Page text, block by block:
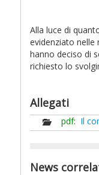
Alla luce di
evidenziato nelle
hanno deciso di
richiesto lo
Allegati
pdf: Il
News